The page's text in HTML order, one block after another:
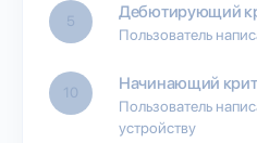
5 Дебютирующий
Пользователь
10 Начинающий
Пользователь
устройству